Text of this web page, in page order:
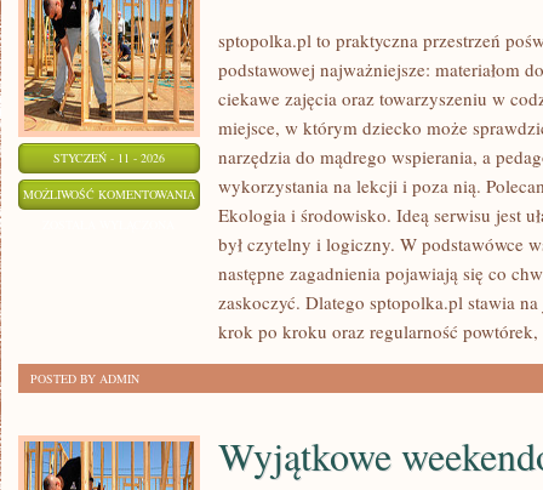
STYCZEŃ - 11 - 2026
MOŻLIWOŚĆ KOMENTOWANIA WYCHOWANIE
FIZYCZNE
sptopolka.pl to praktyczna przestrzeń
podstawowej najważniejsze: materiałom
ciekawe zajęcia oraz towarzyszeniu w
miejsce, w którym dziecko może
narzędzia do mądrego wspierania, a
wykorzystania na lekcji i poza nią.
Ekologia i środowisko. Ideą serwisu jest
był czytelny i logiczny. W podstawówce
następne zagadnienia pojawiają się co
zaskoczyć. Dlatego sptopolka.pl stawia
krok po kroku oraz regularność
POSTED BY ADMIN
Wyjątkowe